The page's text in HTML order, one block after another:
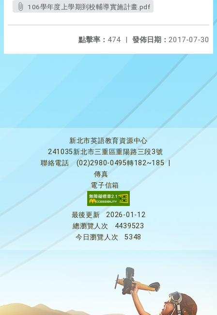
106學年度上學期到校輔導實施計畫.pdf
發佈日期： 2017-07-30
點擊率： 474 |
新北市英語教育資源中心
241035新北市三重區重陽路三段3號
聯絡電話
(02)2980-0495轉182~185
傳真
電子信箱
最後更新
2026-01-12
總瀏覽人次
4439523
今日瀏覽人次
5348